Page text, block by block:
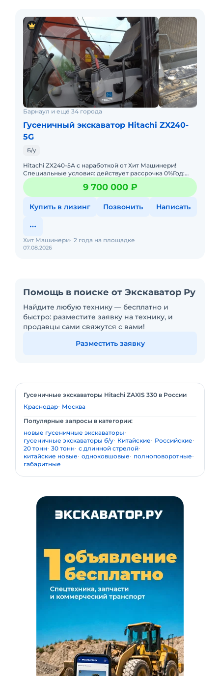
Барнаул и ещё 34 города
Гусеничный экскаватор Hitachi ZX240-
5G
Б/у
Hitachi ZX240-5А с наработкой от Хит Машинери!
Специальные условия: действует рассрочка 0%Год:
2022Наработка: 6 541 м/чТехнические
характеристики:Рабочий объем д
9 700 000 ₽
Купить в лизинг Позвонить Написать
07.08.2026
Хит Машинери 2 года на площадке
Помощь в поиске от Экскаватор Ру
Найдите любую технику — бесплатно и
быстро: разместите заявку на технику, и
продавцы сами свяжутся с вами!
Разместить заявку
Гусеничные экскаваторы Hitachi ZAXIS 330 в России
Краснодар Москва
Популярные запросы в категории:
новые гусеничные экскаваторы
гусеничные экскаваторы б/у Китайские
Российские
20 тонн 30 тонн с длинной стрелой
китайские новые одноковшовые
полноповоротные
габаритные